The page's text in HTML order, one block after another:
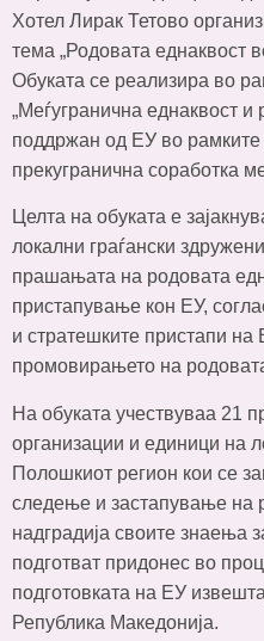
Хотел Лирак Тетово
тема „Родовата еднаквост
Обуката се реализира во
„Меѓугранична еднаквост и
поддржан од ЕУ во
прекугранична соработка
Целта на обуката е
локални граѓански
прашањата на родовата
пристапување кон ЕУ,
и стратешките пристапи на
промовирањето на
На обуката учествуваа 21
организации и единици на
Полошкиот регион кои се
следење и застапување на
надградија своите знаења
подготват придонес во
подготовката на ЕУ
Република Македонија.